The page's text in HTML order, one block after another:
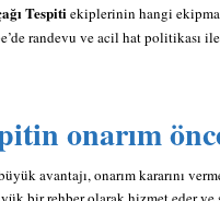
Tespitiekiplerinin hangi
randevu ve acil hat politikası
onarım
avantajı, onarım kararını